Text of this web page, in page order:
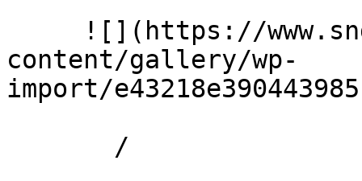
content/gallery/wp-
import/